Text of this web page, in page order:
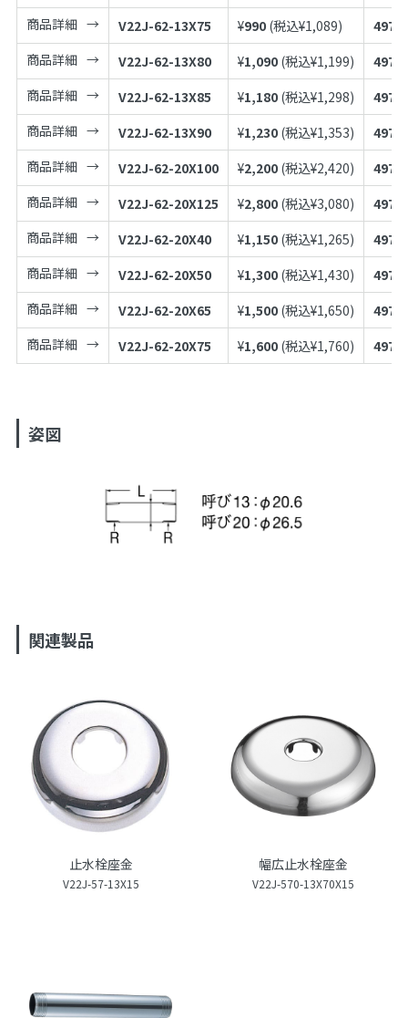
商品詳細
V22J-62-13X75 ¥990 (税込¥1,089)
商品詳細
V22J-62-13X80 ¥1,090 (税込¥1,199)
商品詳細
V22J-62-13X85 ¥1,180 (税込¥1,298)
商品詳細
V22J-62-13X90 ¥1,230 (税込¥1,353)
商品詳細
V22J-62-20X100 ¥2,200 (税込¥2,420)
商品詳細
V22J-62-20X125 ¥2,800 (税込¥3,080)
商品詳細
V22J-62-20X40 ¥1,150 (税込¥1,265)
商品詳細
V22J-62-20X50 ¥1,300 (税込¥1,430)
商品詳細
V22J-62-20X65 ¥1,500 (税込¥1,650)
商品詳細
V22J-62-20X75 ¥1,600 (税込¥1,760)
姿図
関連製品
止水栓座金
V22J-57-13X15
幅広止水栓座金
V22J-570-13X70X15